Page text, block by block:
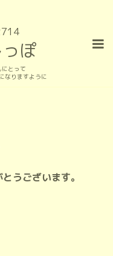
ぽ
にとって
なりますように
うございます。